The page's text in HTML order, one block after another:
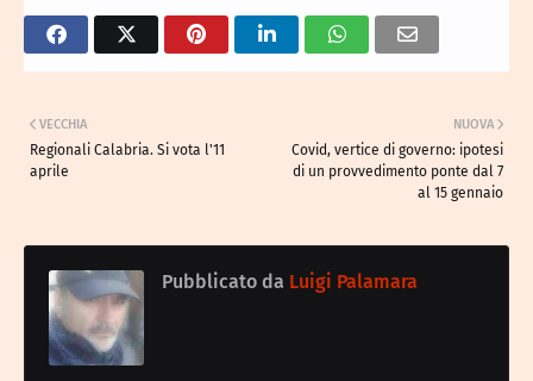
NUOVA
Covid, vertice di governo: ipotesi
di un provvedimento ponte dal 7
al 15 gennaio
VECCHIA
Regionali Calabria. Si vota l'11
aprile
Pubblicato da Luigi Palamara